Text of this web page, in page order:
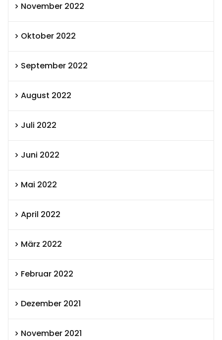
November 2022
Oktober 2022
September 2022
August 2022
Juli 2022
Juni 2022
Mai 2022
April 2022
März 2022
Februar 2022
Dezember 2021
November 2021